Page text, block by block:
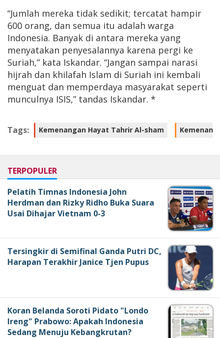
“Jumlah mereka tidak sedikit; tercatat hampir
600 orang, dan semua itu adalah warga
Indonesia. Banyak di antara mereka yang
menyatakan penyesalannya karena pergi ke
Suriah,” kata Iskandar. “Jangan sampai narasi
hijrah dan khilafah Islam di Suriah ini kembali
menguat dan memperdaya masyarakat seperti
munculnya ISIS,” tandas Iskandar. *
Tags: Kemenangan Hayat Tahrir Al-sham
TERPOPULER
Pelatih Timnas Indonesia John
Herdman dan Rizky Ridho Buka Suara
Usai Dihajar Vietnam 0-3
Tersingkir di Semifinal Ganda Putri DC,
Harapan Terakhir Janice Tjen Pupus
Koran Belanda Soroti Pidato "Londo
Ireng" Prabowo: Apakah Indonesia
Sedang Menuju Kebangkrutan?